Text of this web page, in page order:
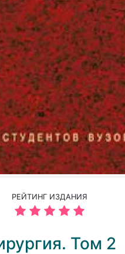
РЕЙТИНГ ИЗДАНИЯ
Том 2